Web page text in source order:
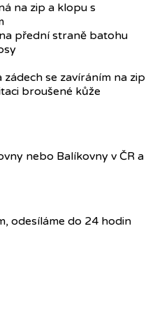
na zip a klopu s
na přední straně batohu
zádech se zavíráním na zip
broušené kůže
nebo Balíkovny v ČR a
odesíláme do 24 hodin